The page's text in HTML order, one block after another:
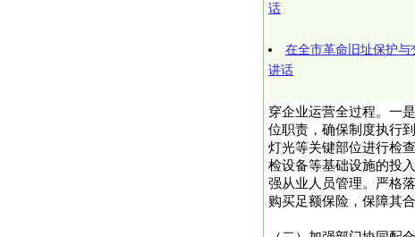
话
在全市革命旧址保护
讲话
穿企业运营全过程。一
位职责，确保制度执行
灯光等关键部位进行检
检设备等基础设施的投
强从业人员管理。严格
购买足额保险，保障其合